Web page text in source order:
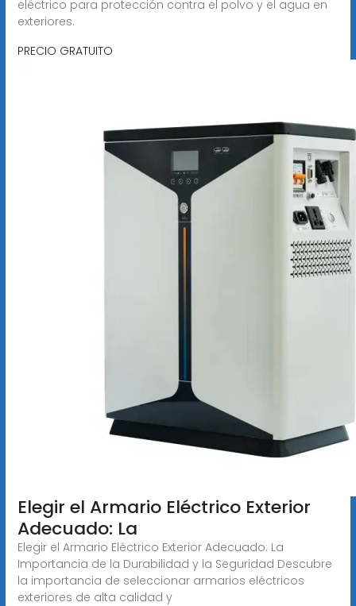
eléctrico para protección contra el polvo y el agua en
exteriores.
PRECIO GRATUITO
Elegir el Armario Eléctrico Exterior
Adecuado: La
Elegir el Armario Eléctrico Exterior Adecuado: La
Importancia de la Durabilidad y la Seguridad Descubre
la importancia de seleccionar armarios eléctricos
exteriores de alta calidad y